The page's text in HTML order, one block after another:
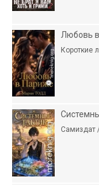
Любовь
Короткие
Самиздат